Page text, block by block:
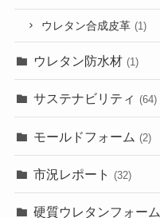
ウレタン合成皮革 (1)
ウレタン防水材 (1)
サステナビリティ (64)
モールドフォーム (2)
市況レポート (32)
硬質ウレタンフォーム